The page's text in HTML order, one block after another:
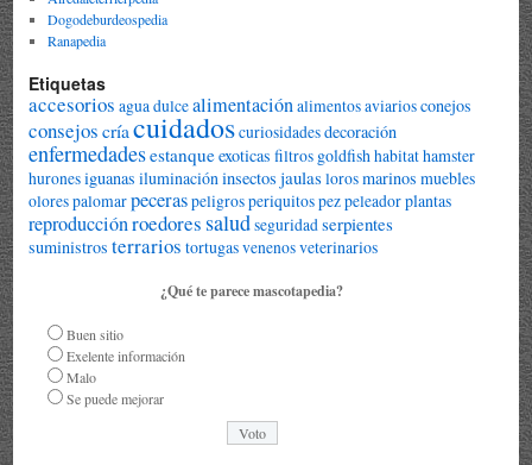
Dogodeburdeospedia
Ranapedia
Etiquetas
accesorios agua dulcealimentaciónalimentosaviariosconejos
consejos cría cuidadoscuriosidadesdecoración
enfermedadesestanqueexoticas filtros goldfish habitathamster
huronesiguanas iluminación insectos jaulas lorosmarinos muebles
olorespalomarpeceraspeligrosperiquitospez peleadorplantas
reproducciónroedores saludseguridad serpientes
suministros terrarios tortugasvenenosveterinarios
¿Qué te parece mascotapedia?
Buen sitio
Exelente información
Malo
Se puede mejorar